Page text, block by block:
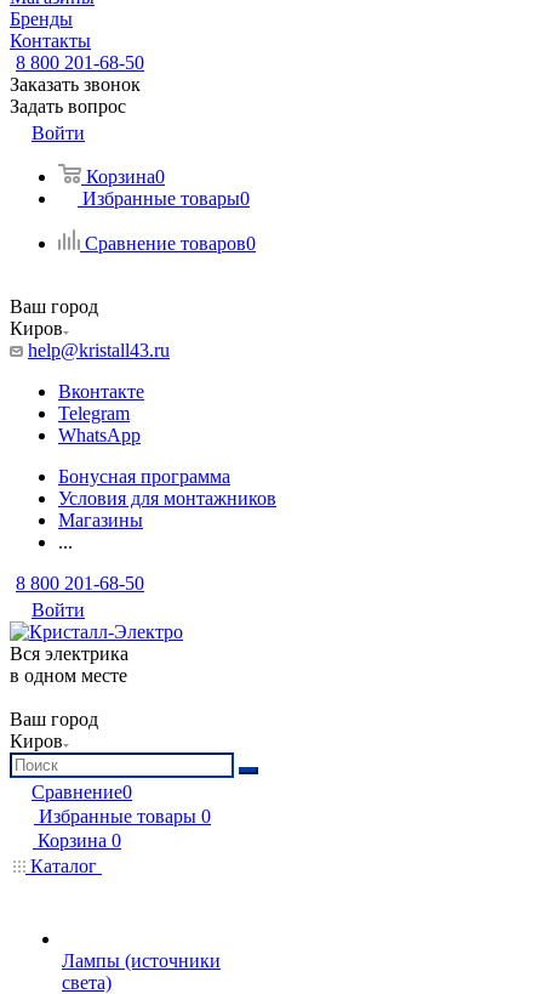
Бренды
Контакты
8 800 201-68-50
Заказать звонок
Задать вопрос
Войти
Корзина0
Избранные товары0
Сравнение товаров0
Ваш город
Киров
help@kristall43.ru
Вконтакте
Telegram
WhatsApp
Бонусная программа
Условия для монтажников
Магазины
...
8 800 201-68-50
Войти
Вся электрика
в одном месте
Ваш город
Киров
Сравнение0
Избранные товары 0
Корзина 0
Каталог
Лампы (источники
света)